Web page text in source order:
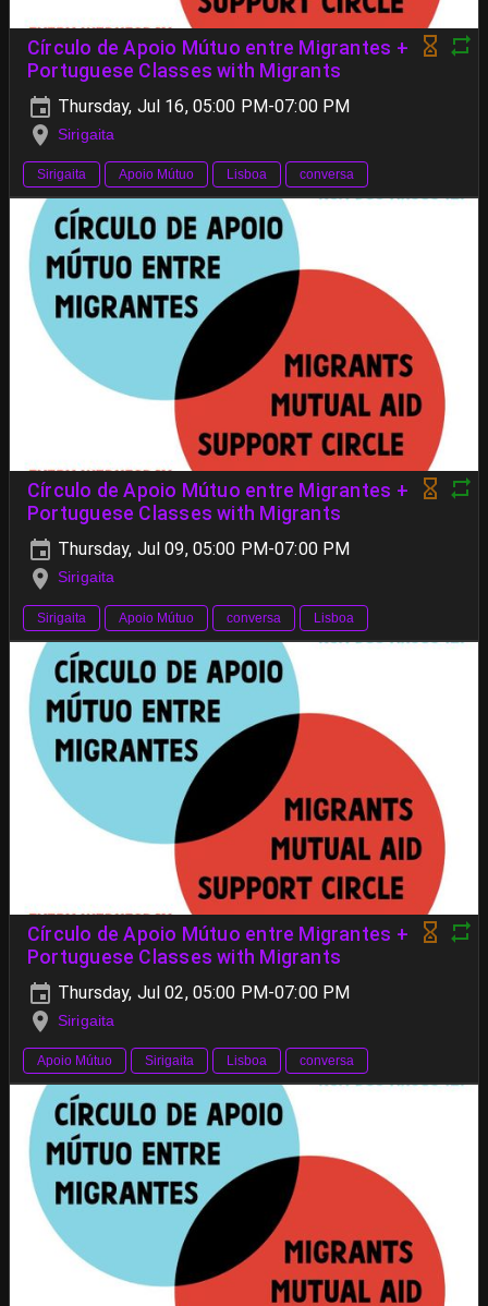
Círculo de Apoio Mútuo entre Migrantes +
Portuguese Classes with Migrants
Thursday, Jul 16, 05:00 PM-07:00 PM
Sirigaita
Sirigaita Apoio Mútuo Lisboa conversa
Círculo de Apoio Mútuo entre Migrantes +
Portuguese Classes with Migrants
Thursday, Jul 09, 05:00 PM-07:00 PM
Sirigaita
Sirigaita Apoio Mútuo conversa Lisboa
Círculo de Apoio Mútuo entre Migrantes +
Portuguese Classes with Migrants
Thursday, Jul 02, 05:00 PM-07:00 PM
Sirigaita
Apoio Mútuo Sirigaita Lisboa conversa